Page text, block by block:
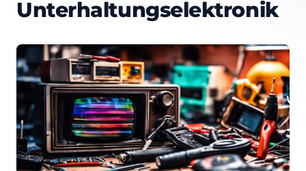
Unterhaltungselektronik